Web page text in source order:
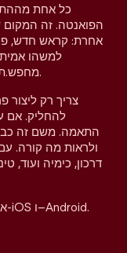
כל אחת
הפואנטה. זה
אחרת: קראש חדש,
למשהו
מחפש.ת, טינדר נותנת לך את המרחב להבין את זה.
צריך רק ליצור
להחליק. אם
התאמה. משם זה
ולראות מה קורה.
דרכון, כימיה ועוד,
אפשר להוריד את אפליקציית טינדר בחינם ל-iOS ו–Android.